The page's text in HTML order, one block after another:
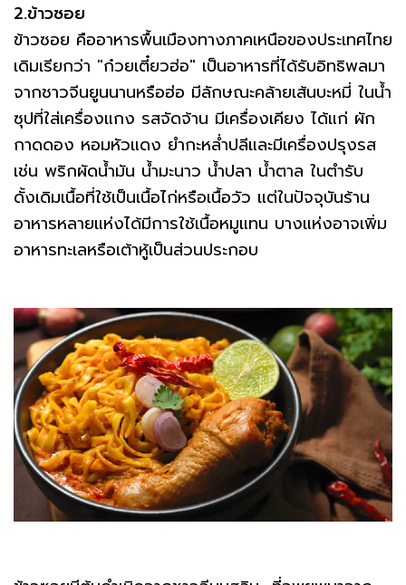
2.ข้าวซอย
ข้าวซอย คืออาหารพื้นเมืองทางภาคเหนือของประเทศไทย
เดิมเรียกว่า "ก๋วยเตี๋ยวฮ่อ" เป็นอาหารที่ได้รับอิทธิพลมา
จากชาวจีนยูนนานหรือฮ่อ มีลักษณะคล้ายเส้นบะหมี่ ในน้ำ
ซุปที่ใส่เครื่องแกง รสจัดจ้าน มีเครื่องเคียง ได้แก่ ผัก
กาดดอง หอมหัวแดง ยำกะหล่ำปลีและมีเครื่องปรุงรส
เช่น พริกผัดน้ำมัน น้ำมะนาว น้ำปลา น้ำตาล ในตำรับ
ดั้งเดิมเนื้อที่ใช้เป็นเนื้อไก่หรือเนื้อวัว แต่ในปัจจุบันร้าน
อาหารหลายแห่งได้มีการใช้เนื้อหมูแทน บางแห่งอาจเพิ่ม
อาหารทะเลหรือเต้าหู้เป็นส่วนประกอบ